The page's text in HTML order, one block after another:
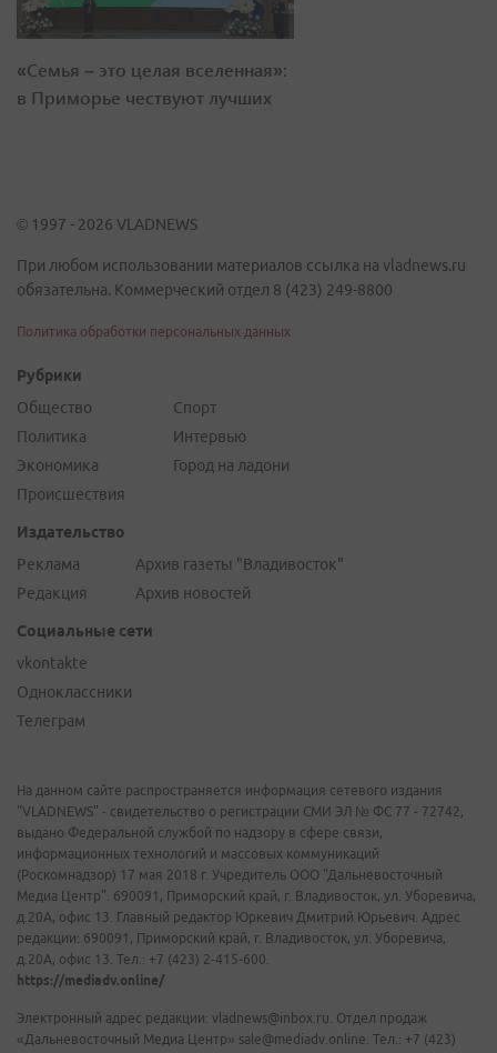
«Семья – это целая вселенная»:
в Приморье чествуют лучших
© 1997 - 2026 VLADNEWS
При любом использовании материалов ссылка на vladnews.ru
обязательна. Коммерческий отдел 8 (423) 249-8800
Политика обработки персональных данных
Рубрики
Общество
Политика
Экономика
Происшествия
Спорт
Интервью
Город на ладони
Издательство
Реклама
Редакция
Архив газеты "Владивосток"
Архив новостей
Социальные сети
vkontakte
Одноклассники
Телеграм
На данном сайте распространяется информация сетевого издания
"VLADNEWS" - свидетельство о регистрации СМИ ЭЛ № ФС 77 - 72742,
выдано Федеральной службой по надзору в сфере связи,
информационных технологий и массовых коммуникаций
(Роскомнадзор) 17 мая 2018 г. Учредитель ООО "Дальневосточный
Медиа Центр". 690091, Приморский край, г. Владивосток, ул. Уборевича,
д.20А, офис 13. Главный редактор Юркевич Дмитрий Юрьевич. Адрес
редакции: 690091, Приморский край, г. Владивосток, ул. Уборевича,
д.20А, офис 13. Тел.: +7 (423) 2-415-600.
https://mediadv.online/
Электронный адрес редакции: vladnews@inbox.ru. Отдел продаж
«Дальневосточный Медиа Центр» sale@mediadv.online. Тел.: +7 (423)